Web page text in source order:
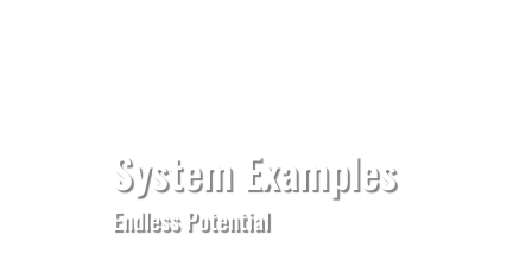
System Examples
Endless Potential